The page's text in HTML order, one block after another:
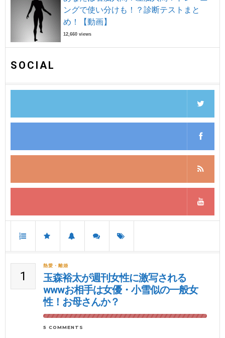
ングで使い分けも！？診断テストまと
め！【動画】
12,660 views
SOCIAL
1
熱愛・離婚
玉森裕太が週刊女性に激写される
wwwお相手は女優・小雪似の一般女
性！お母さんか？
5 COMMENTS